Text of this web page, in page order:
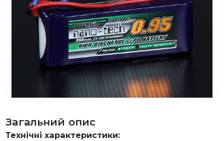
Загальний опис
Технічні характеристики: